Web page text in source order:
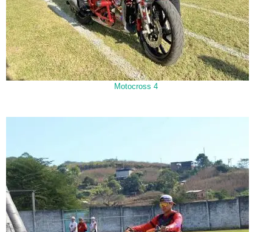
Motocross 4